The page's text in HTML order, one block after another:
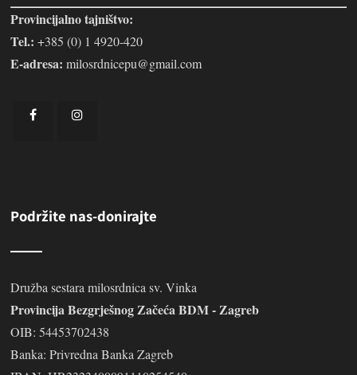
Provincijalno tajništvo:
Tel.:+385 (0) 1 4920-420
E-adresa:milosrdnicepu@gmail.com
Podržite nas-donirajte
Družba sestara milosrdnica sv. Vinka
Provincija Bezgrješnog Začeća BDM - Zagreb
OIB: 54453702438
Banka: Privredna Banka Zagreb